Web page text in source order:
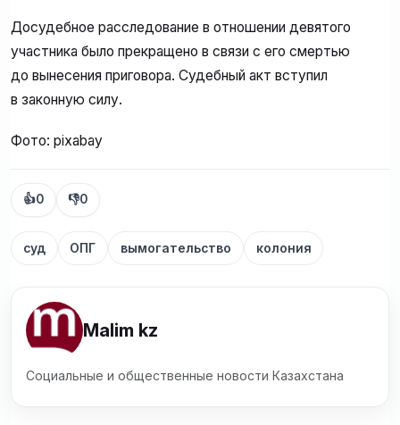
Досудебное расследование в отношении девятого
участника было прекращено в связи с его смертью
до вынесения приговора. Судебный акт вступил
в законную силу.
Фото: pixabay
👍0 👎0
суд ОПГ вымогательство колония
Malim kz
Социальные и общественные новости Казахстана